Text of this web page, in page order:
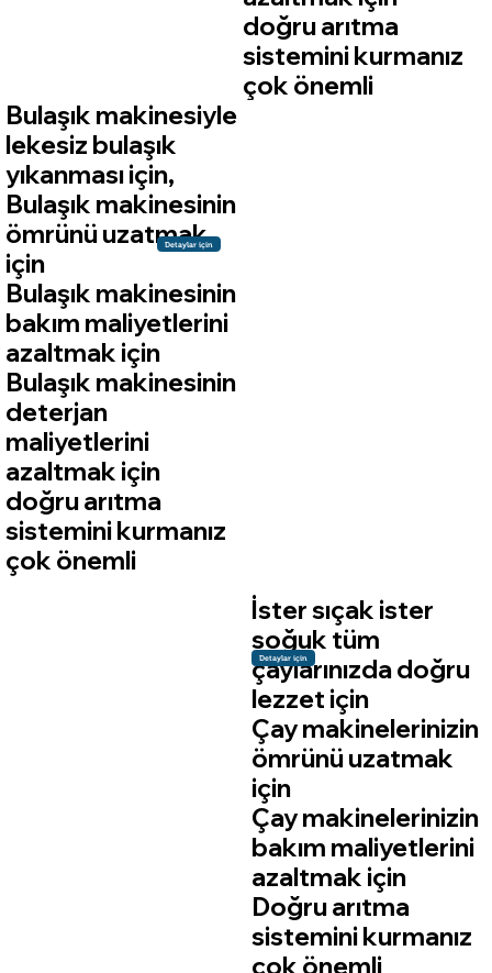
doğru arıtma
sistemini kurmanız
çok önemli
Bulaşık makinesiyle
lekesiz bulaşık
yıkanması için,
Bulaşık makinesinin
ömrünü uzatmak
için
Bulaşık makinesinin
bakım maliyetlerini
azaltmak için
Bulaşık makinesinin
deterjan
maliyetlerini
azaltmak için​
doğru arıtma
sistemini kurmanız
çok önemli
Detaylar için
İster sıçak ister
soğuk tüm
çaylarınızda doğru
lezzet için
Çay makinelerinizin
ömrünü uzatmak
için
Çay makinelerinizin
bakım maliyetlerini
azaltmak için
Doğru arıtma
sistemini kurmanız
çok önemli
Detaylar için